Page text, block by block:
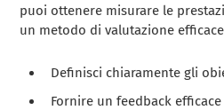
puoi ottenere misurare le
un metodo di valutazione
Definisci chiaramente gli
Fornire un feedback